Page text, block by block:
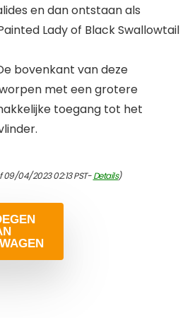
en dan ontstaan als
Lady of Black Swallowtail
bovenkant van deze
met een grotere
toegang tot het
04/2023 02:13 PST-Details)